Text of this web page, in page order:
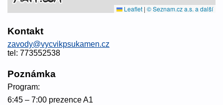
Leaflet | © Seznam.cz a.s. a další
Kontakt
zavody@vycvikpsukamen.cz
tel: 773552538
Poznámka
Program:
6:45 – 7:00 prezence A1